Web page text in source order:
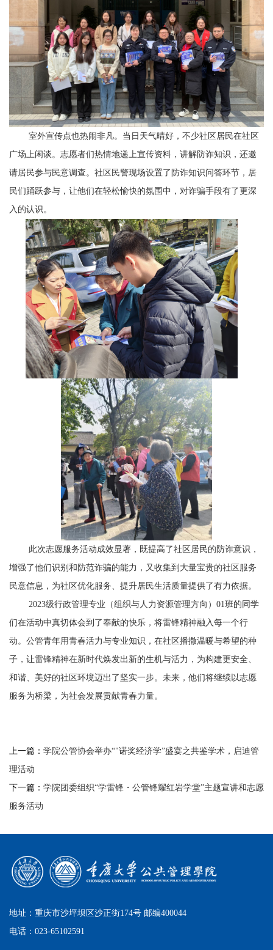
室外宣传点也热闹非凡。当日天气晴好，不少社区居民在社区
广场上闲谈。志愿者们热情地递上宣传资料，讲解防诈知识，还邀
请居民参与民意调查。社区民警现场设置了防诈知识问答环节，居
民们踊跃参与，让他们在轻松愉快的氛围中，对诈骗手段有了更深
入的认识。
此次志愿服务活动成效显著，既提高了社区居民的防诈意识，
增强了他们识别和防范诈骗的能力，又收集到大量宝贵的社区服务
民意信息，为社区优化服务、提升居民生活质量提供了有力依据。
2023级行政管理专业（组织与人力资源管理方向） 01班的同学
们在活动中真切体会到了奉献的快乐，将雷锋精神融入每一个行
动。公管青年用青春活力与专业知识，在社区播撒温暖与希望的种
子，让雷锋精神在新时代焕发出新的生机与活力，为构建更安全、
和谐、美好的社区环境迈出了坚实一步。未来，他们将继续以志愿
服务为桥梁，为社会发展贡献青春力量。
上一篇： 学院公管协会举办“"诺奖经济学”盛宴之共鉴学术，启迪管
理活动
下一篇： 学院团委组织“学雷锋・公管锋耀红岩学堂”主题宣讲和志愿
服务活动
地址：重庆市沙坪坝区沙正街174号 邮编400044
电话：023-65102591